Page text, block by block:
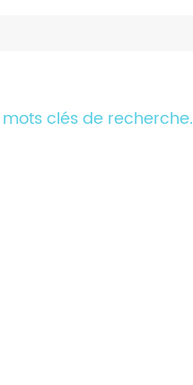
clés de recherche.